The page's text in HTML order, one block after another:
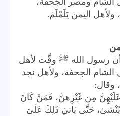
الشام ومصر الجُحْفَةَ،
اليمن يَلَمْلَمَ.
رسول الله ﷺ وقَّت لأهل
الشام الجحفة، ولأهل نجد
وقال:
مِن غَيْرِهنَّ، فَمَنْ كَانَ
حَتَّى يَأتيَ ذَلِكَ عَلَىَ